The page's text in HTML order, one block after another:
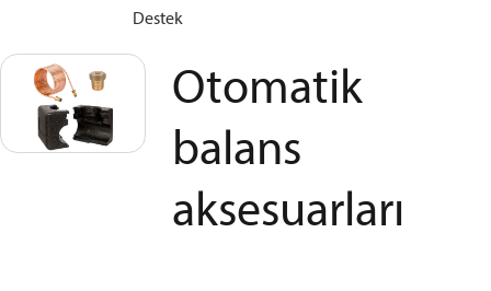
Destek
Otomatik
balans
aksesuarları